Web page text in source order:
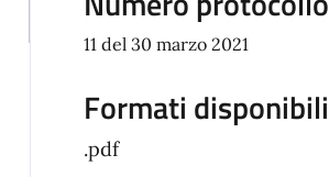
11 del 30 marzo 2021
Formati disponibili
.pdf